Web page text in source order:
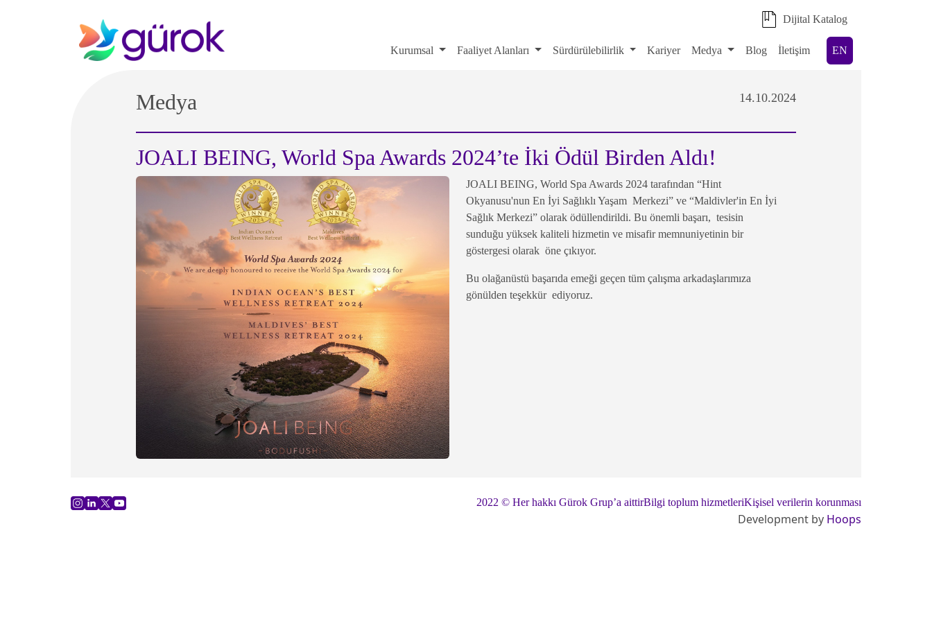
Dijital Katalog
Kurumsal Faaliyet Alanları Sürdürülebilirlik Kariyer Medya Blog İletişim EN
Medya 14.10.2024
JOALI BEING, World Spa Awards 2024’te İki Ödül Birden Aldı!
JOALI BEING, World Spa Awards 2024 tarafından “Hint
Okyanusu'nun En İyi Sağlıklı Yaşam Merkezi” ve “Maldivler'in En İyi
Sağlık Merkezi” olarak ödüllendirildi. Bu önemli başarı, tesisin
sunduğu yüksek kaliteli hizmetin ve misafir memnuniyetinin bir
göstergesi olarak öne çıkıyor.
Bu olağanüstü başarıda emeği geçen tüm çalışma arkadaşlarımıza
gönülden teşekkür ediyoruz.
2022 © Her hakkı Gürok Grup’a aittirBilgi toplum hizmetleriKişisel verilerin korunması
Development by Hoops